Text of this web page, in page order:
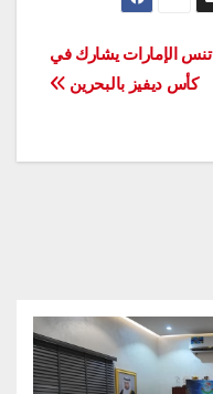
تنس الإمارات يشارك في
كأس ديفيز بالبحرين